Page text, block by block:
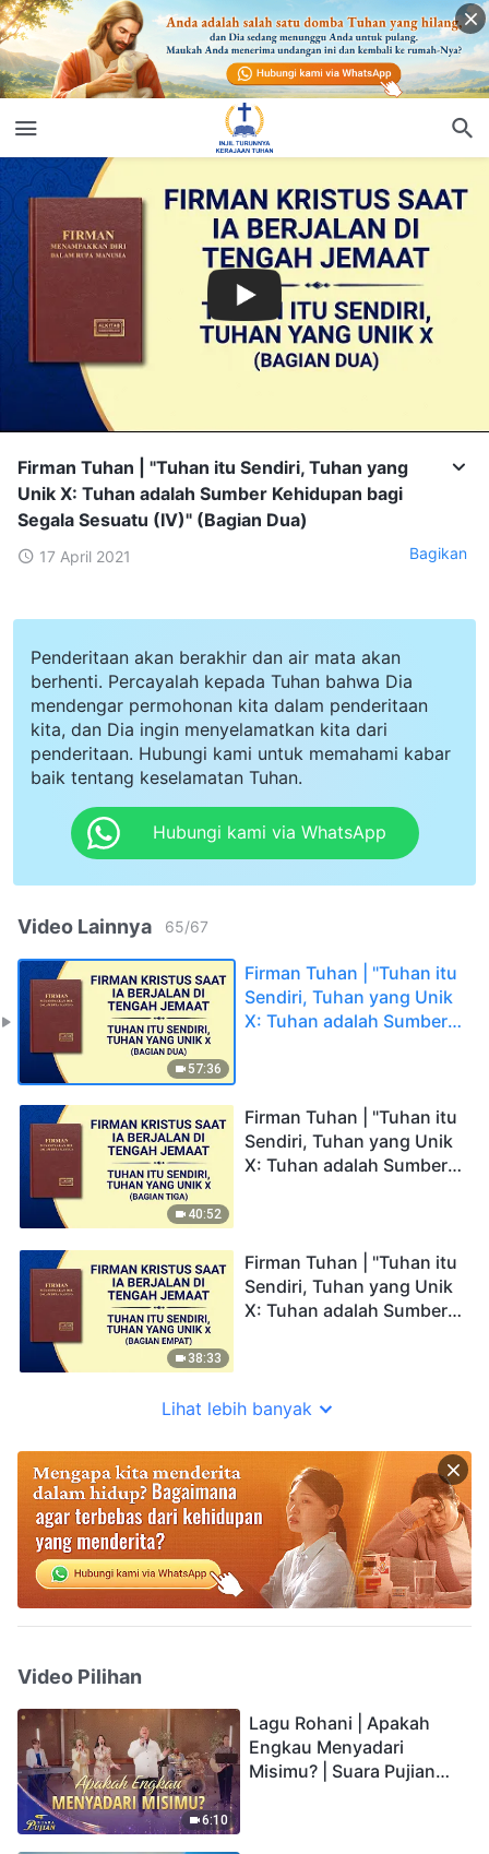
Firman Tuhan | "Tuhan itu Sendiri, Tuhan yang
Unik X: Tuhan adalah Sumber Kehidupan bagi
Segala Sesuatu (IV)" (Bagian Dua)
17 April 2021 Bagikan
Penderitaan akan berakhir dan air mata akan
berhenti. Percayalah kepada Tuhan bahwa Dia
mendengar permohonan kita dalam penderitaan
kita, dan Dia ingin menyelamatkan kita dari
penderitaan. Hubungi kami untuk memahami kabar
baik tentang keselamatan Tuhan.
Hubungi kami via WhatsApp
Video Lainnya 65/67
57:36
Firman Tuhan | "Tuhan itu
Sendiri, Tuhan yang Unik
X: Tuhan adalah Sumber
40:52
Firman Tuhan | "Tuhan itu
Sendiri, Tuhan yang Unik
X: Tuhan adalah Sumber
38:33
Firman Tuhan | "Tuhan itu
Sendiri, Tuhan yang Unik
X: Tuhan adalah Sumber
Lihat lebih banyak
Video Pilihan
6:10
Lagu Rohani | Apakah
Engkau Menyadari
Misimu? | Suara Pujian